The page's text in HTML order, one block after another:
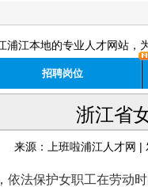
浦江本地的专业人才网站
招聘岗位
浙江省
来源： 上班啦浦江人才网 |
保护女职工在劳动时